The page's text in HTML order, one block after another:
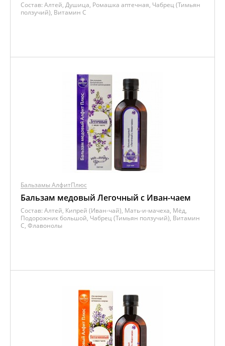
Состав: Алтей, Душица, Ромашка аптечная, Чабрец (Тимьян
ползучий), Витамин C
Бальзамы АлфитПлюс
Бальзам медовый Легочный с Иван-чаем
Состав: Алтей, Кипрей (Иван-чай), Мать-и-мачеха, Мёд,
Подорожник большой, Чабрец (Тимьян ползучий), Витамин
C, Флавонолы